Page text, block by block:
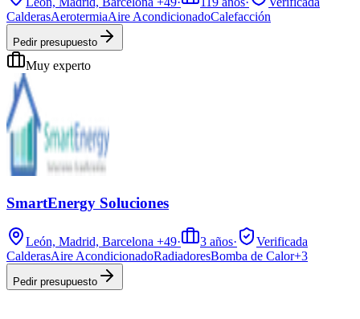
CalderasAerotermiaAire AcondicionadoCalefacción
Pedir presupuesto
Muy experto
SmartEnergy Soluciones
León, Madrid, Barcelona +49· 3 años·
Verificada
CalderasAire AcondicionadoRadiadoresBomba de Calor+3
Pedir presupuesto